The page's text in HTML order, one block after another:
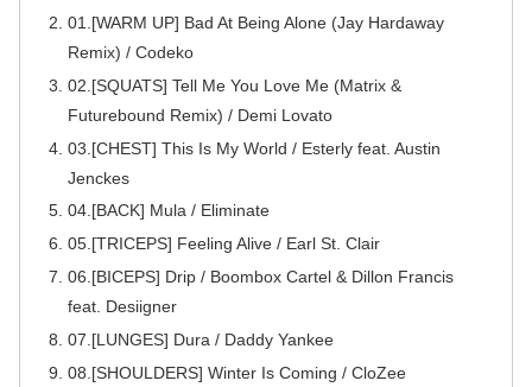
01.[WARM UP] Bad At Being Alone (Jay Hardaway
Remix) / Codeko
02.[SQUATS] Tell Me You Love Me (Matrix &
Futurebound Remix) / Demi Lovato
03.[CHEST] This Is My World / Esterly feat. Austin
Jenckes
04.[BACK] Mula / Eliminate
05.[TRICEPS] Feeling Alive / Earl St. Clair
06.[BICEPS] Drip / Boombox Cartel & Dillon Francis
feat. Desiigner
07.[LUNGES] Dura / Daddy Yankee
08.[SHOULDERS] Winter Is Coming / CloZee